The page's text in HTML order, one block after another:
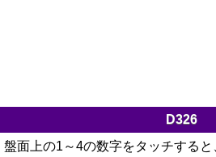
D326
盤面上の1～4の数字をタッチする